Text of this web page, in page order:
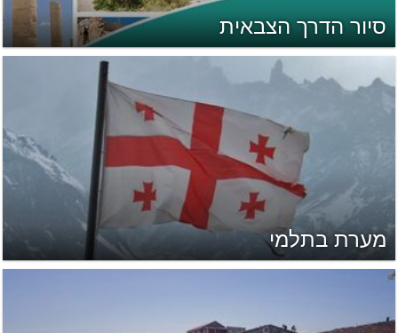
סיור הדרך הצבאית
מערת בתלמי